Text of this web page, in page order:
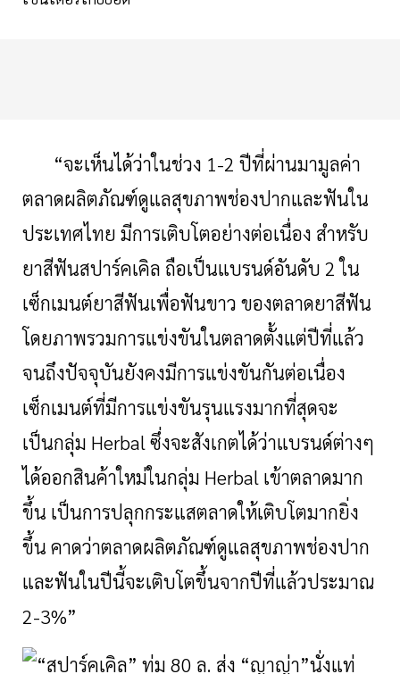
“จะเห็นได้ว่าในช่วง 1-2 ปีที่ผ่านมามูลค่า
ตลาดผลิตภัณฑ์ดูแลสุขภาพช่องปากและฟันใน
ประเทศไทย มีการเติบโตอย่างต่อเนื่อง สำหรับ
ยาสีฟันสปาร์คเคิล ถือเป็นแบรนด์อันดับ 2 ใน
เซ็กเมนต์ยาสีฟันเพื่อฟันขาว ของตลาดยาสีฟัน
โดยภาพรวมการแข่งขันในตลาดตั้งแต่ปีที่แล้ว
จนถึงปัจจุบันยังคงมีการแข่งขันกันต่อเนื่อง
เซ็กเมนต์ที่มีการแข่งขันรุนแรงมากที่สุดจะ
เป็นกลุ่ม Herbal ซึ่งจะสังเกตได้ว่าแบรนด์ต่างๆ
ได้ออกสินค้าใหม่ในกลุ่ม Herbal เข้าตลาดมาก
ขึ้น เป็นการปลุกกระแสตลาดให้เติบโตมากยิ่ง
ขึ้น คาดว่าตลาดผลิตภัณฑ์ดูแลสุขภาพช่องปาก
และฟันในปีนี้จะเติบโตขึ้นจากปีที่แล้วประมาณ
2-3%”